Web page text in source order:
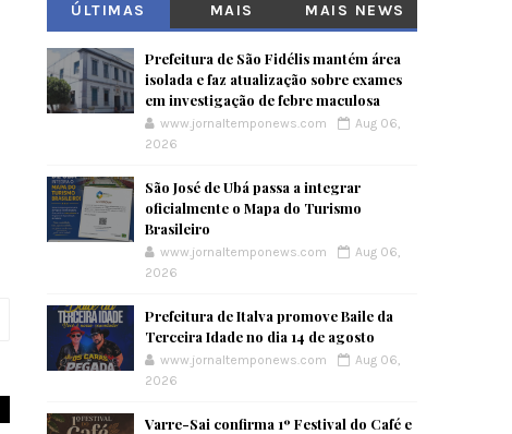
ÚLTIMAS
MAIS
MAIS NEWS
Prefeitura de São Fidélis mantém área
isolada e faz atualização sobre exames
em investigação de febre maculosa
www.jornaltemponews.com
Aug 06,
2026
São José de Ubá passa a integrar
oficialmente o Mapa do Turismo
Brasileiro
www.jornaltemponews.com
Aug 06,
2026
Prefeitura de Italva promove Baile da
Terceira Idade no dia 14 de agosto
www.jornaltemponews.com
Aug 06,
2026
Varre-Sai confirma 1º Festival do Café e